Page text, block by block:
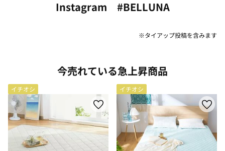
Instagram #BELLUNA
※タイアップ投稿を含みます
今売れている急上昇商品
イチオシ イチオシ